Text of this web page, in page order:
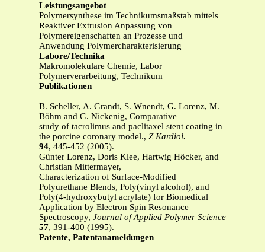
Leistungsangebot
Polymersynthese im Technikumsmaßstab mittels
Reaktiver Extrusion Anpassung von
Polymereigenschaften an Prozesse und
Anwendung Polymercharakterisierung
Labore/Technika
Makromolekulare Chemie, Labor
Polymerverarbeitung, Technikum
Publikationen
B. Scheller, A. Grandt, S. Wnendt, G. Lorenz, M.
Böhm and G. Nickenig, Comparative
study of tacrolimus and paclitaxel stent coating in
the porcine coronary model., Z Kardiol.
94, 445-452 (2005).
Günter Lorenz, Doris Klee, Hartwig Höcker, and
Christian Mittermayer,
Characterization of Surface-Modified
Polyurethane Blends, Poly(vinyl alcohol), and
Poly(4-hydroxybutyl acrylate) for Biomedical
Application by Electron Spin Resonance
Spectroscopy, Journal of Applied Polymer Science
57, 391-400 (1995).
Patente, Patentanameldungen